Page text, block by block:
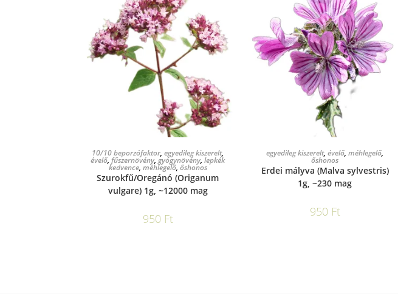
KOSÁRBA TESZEM
10/10 beporzófaktor, egyedileg kiszerelt,
évelő, fűszernövény, gyógynövény, lepkék
kedvence, méhlegelő, őshonos
Szurokfű/Oregánó (Origanum
vulgare) 1g, ~12000 mag
950 Ft
KOSÁRBA TESZEM
egyedileg kiszerelt, évelő, méhlegelő,
őshonos
Erdei mályva (Malva sylvestris)
1g, ~230 mag
950 Ft